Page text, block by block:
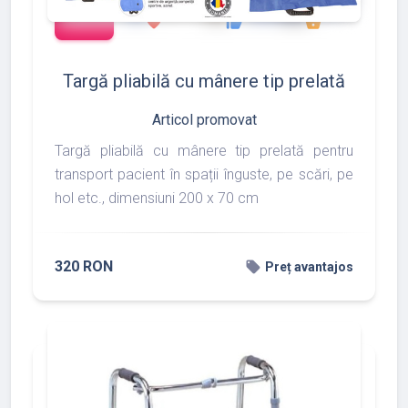
add_shopping_cart 288
favorite thumb_up
783
shopping_basket
Targă pliabilă cu mânere tip prelată
Articol promovat
Targă pliabilă cu mânere tip prelată pentru
transport pacient în spații înguste, pe scări, pe
hol etc., dimensiuni 200 x 70 cm
320 RON local_offer Preț avantajos